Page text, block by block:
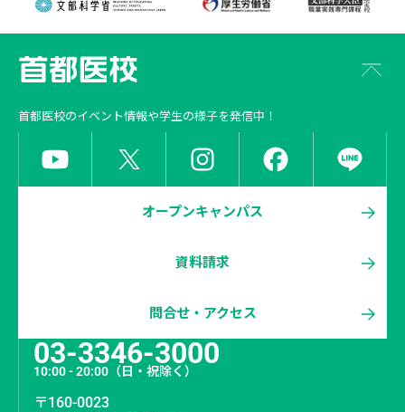
首都医校のイベント情報や学生の様子を発信中！
オープンキャンパス
資料請求
問合せ・アクセス
03-3346-3000
10:00 - 20:00 （日・祝除く）
〒160-0023